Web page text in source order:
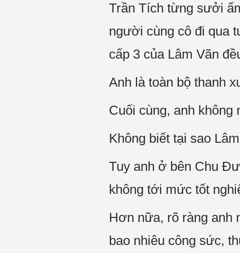
Trần Tích từng sưởi
người cùng cô đi qua
cấp 3 của Lâm Vãn
Anh là toàn bộ thanh
Cuối cùng, anh
Không biết tại sao
Tuy anh ở bên Chu
không tới mức tốt
Hơn nữa, rõ ràng anh
bao nhiêu công sức,